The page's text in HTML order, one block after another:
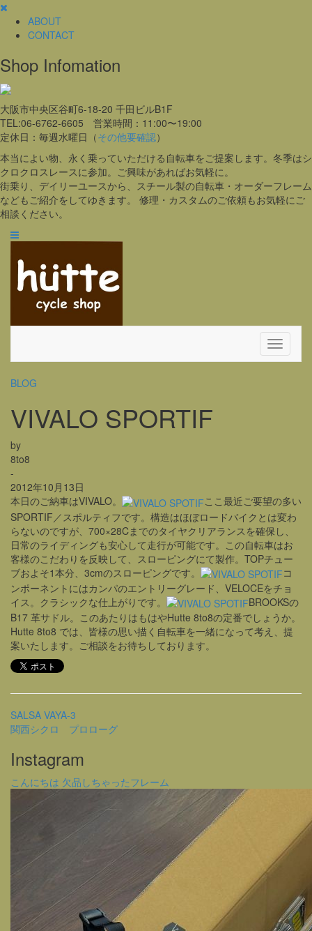
ABOUT
CONTACT
Shop Infomation
大阪市中央区谷町6-18-20 千田ビルB1F
TEL:06-6762-6605 営業時間：11:00〜19:00
定休日：毎週水曜日（その他要確認）
本当によい物、永く乗っていただける自転車をご提案します。冬季はシ
クロクロスレースに参加。ご興味があればお気軽に。
街乗り、デイリーユースから、スチール製の自転車・オーダーフレーム
などもご紹介をしてゆきます。 修理・カスタムのご依頼もお気軽にご
相談ください。
Toggle
BLOG
VIVALO SPORTIF
by
8to8
-
2012年10月13日
本日のご納車はVIVALO。
ここ最近ご要望の多い
SPORTIF／スポルティフです。構造はほぼロードバイクとは変わ
らないのですが、700×28Cまでのタイヤクリアランスを確保し、
日常のライディングも安心して走行が可能です。この自転車はお
客様のこだわりを反映して、スローピングにて製作。TOPチュー
ブおよそ1本分、3cmのスローピングです。
コ
ンポーネントにはカンパのエントリーグレード、VELOCEをチョ
イス。クラシックな仕上がりです。
BROOKSの
B17 革サドル。このあたりはもはやHutte 8to8の定番でしょうか。
Hutte 8to8 では、皆様の思い描く自転車を一緒になって考え、提
案いたします。ご相談をお待ちしております。
SALSA VAYA-3
関西シクロ プロローグ
Instagram
こんにちは 欠品しちゃったフレーム